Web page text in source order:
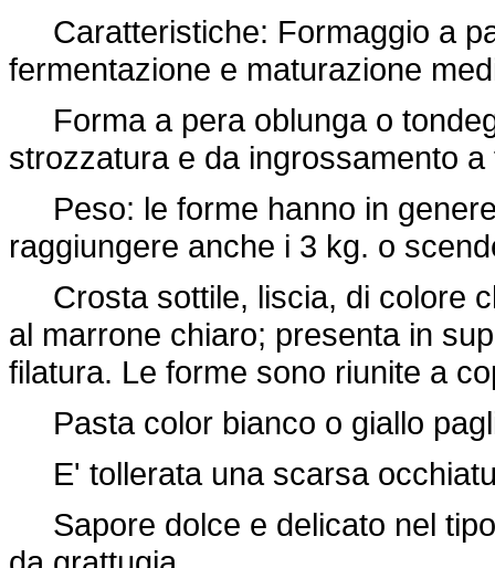
Caratteristiche: Formaggio a
fermentazione e maturazione
Forma a pera oblunga o
strozzatura e da ingrossamento
Peso: le forme hanno in
raggiungere anche i 3 kg. o
Crosta sottile, liscia, di colore
al marrone chiaro; presenta in
filatura. Le forme sono riunite a
Pasta color bianco o giallo
E' tollerata una scarsa
Sapore dolce e delicato nel